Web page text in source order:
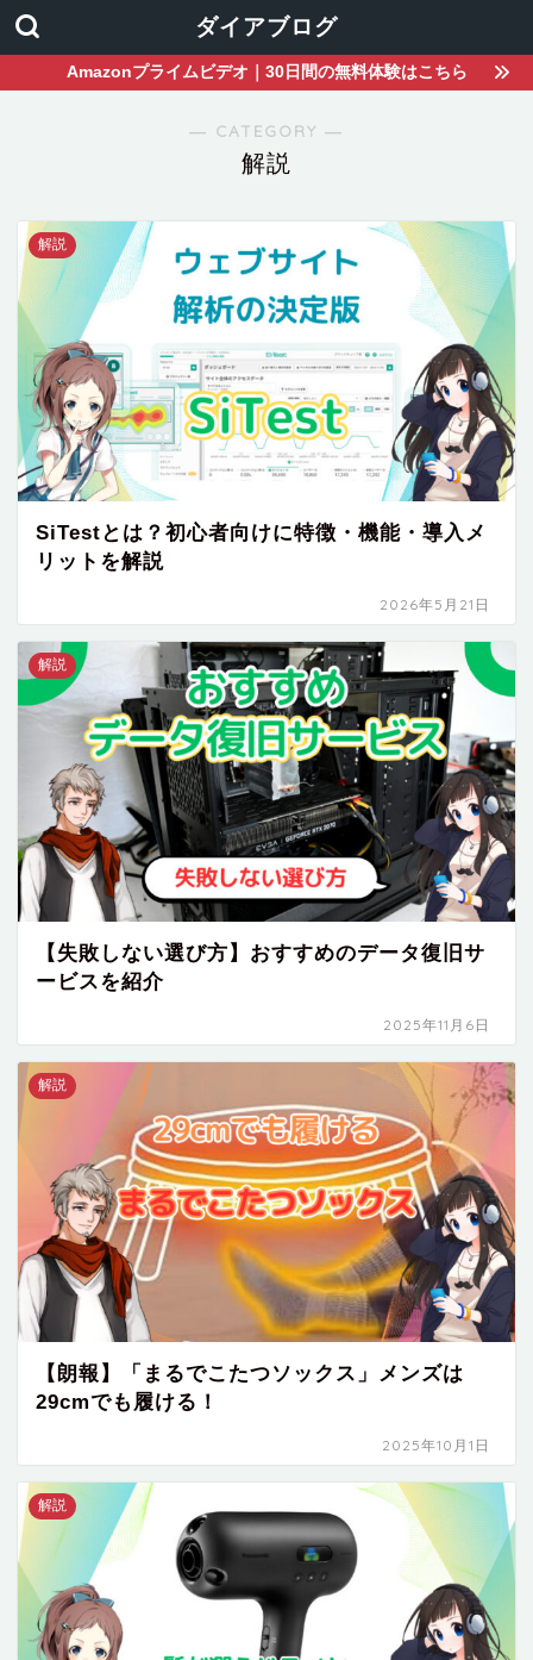
ダイアブログ
Amazonプライムビデオ｜30日間の無料体験はこちら
― CATEGORY ―
解説
解説
SiTestとは？初心者向けに特徴・機能・導入メ
リットを解説
2026年5月21日
解説
【失敗しない選び方】おすすめのデータ復旧サ
ービスを紹介
2025年11月6日
解説
【朗報】「まるでこたつソックス」メンズは
29cmでも履ける！
2025年10月1日
解説